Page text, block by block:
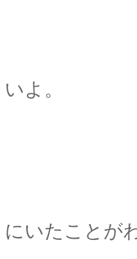
―――だっ
いよ。
訊きた
いつ東京
にいたこと